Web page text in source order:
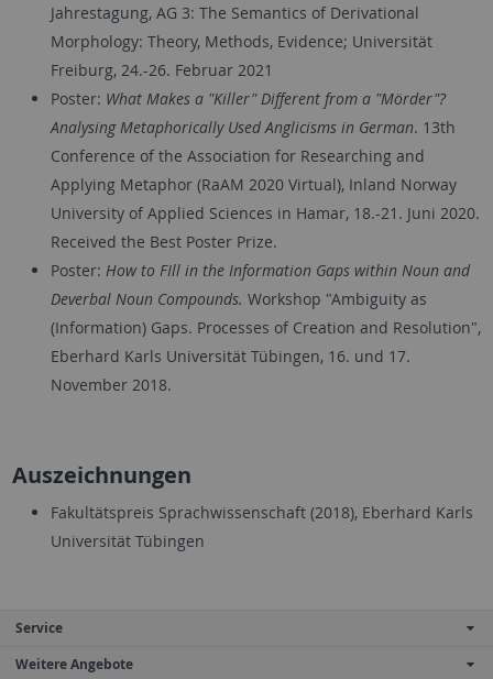
Jahrestagung, AG 3: The Semantics of Derivational
Morphology: Theory, Methods, Evidence; Universität
Freiburg, 24.-26. Februar 2021
Poster: What Makes a "Killer" Different from a "Mörder"?
Analysing Metaphorically Used Anglicisms in German. 13th
Conference of the Association for Researching and
Applying Metaphor (RaAM 2020 Virtual), Inland Norway
University of Applied Sciences in Hamar, 18.-21. Juni 2020.
Received the Best Poster Prize.
Poster: How to FIll in the Information Gaps within Noun and
Deverbal Noun Compounds. Workshop "Ambiguity as
(Information) Gaps. Processes of Creation and Resolution",
Eberhard Karls Universität Tübingen, 16. und 17.
November 2018.
Auszeichnungen
Fakultätspreis Sprachwissenschaft (2018), Eberhard Karls
Universität Tübingen
Service
Weitere Angebote